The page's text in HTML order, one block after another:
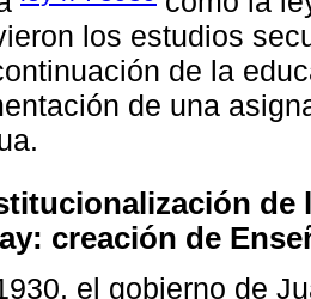
los estudios
de la
de una
creación de
el gobierno de